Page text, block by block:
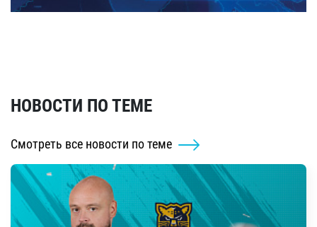
НОВОСТИ ПО ТЕМЕ
Смотреть все новости по теме